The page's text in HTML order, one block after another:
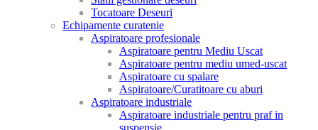
Tocatoare Deseuri
Echipamente curatenie
Aspiratoare profesionale
Aspiratoare pentru Mediu Uscat
Aspiratoare pentru mediu umed-uscat
Aspiratoare cu spalare
Aspiratoare/Curatitoare cu aburi
Aspiratoare industriale
Aspiratoare industriale pentru praf in